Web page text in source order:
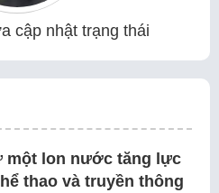
cập nhật trạng thái
một lon nước tăng lực
thao và truyền thông